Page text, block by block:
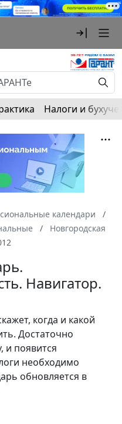
Налоги и
календари
Новгородская
Навигатор.
когда и какой
Достаточно
и появится
необходимо
обновляется в